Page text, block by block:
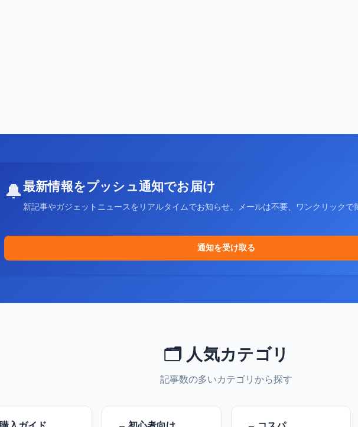
🔔最新情報をプッシュ通知でお届け
新記事やガジェットニュースをリアルタイムでお知らせ。メールは不要、ワンクリックで
通知を受け取る
🗂️ 人気カテゴリ
記事数の多いカテゴリから探す